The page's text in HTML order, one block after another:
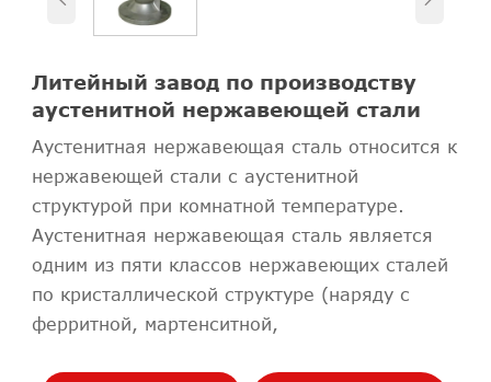
Литейный завод по производству
аустенитной нержавеющей стали
Аустенитная нержавеющая сталь относится к
нержавеющей стали с аустенитной
структурой при комнатной температуре.
Аустенитная нержавеющая сталь является
одним из пяти классов нержавеющих сталей
по кристаллической структуре (наряду с
ферритной, мартенситной,